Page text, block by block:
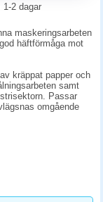
1-2 dagar
maskeringsarbeten
häftförmåga mot
kräppat papper och
samt
Passar
omgående